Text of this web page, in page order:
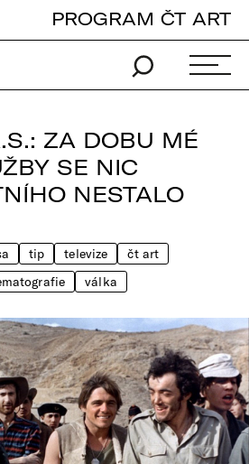
PROGRAM ČT ART
ZA DOBU MÉ
SE NIC
NESTALO
tip televize
čt art
válka